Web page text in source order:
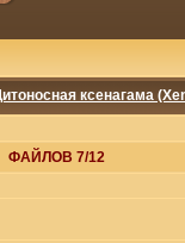
ксенагама
ФАЙЛОВ 7/12